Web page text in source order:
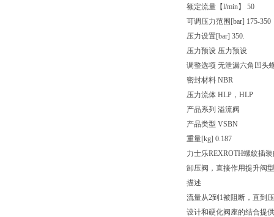
额定流量【l/min】 50
可调压力范围[bar] 175-350
压力设置[bar] 350.
压力预设 压力预设
调整选项 无泄漏六角凹头
密封材料 NBR
压力流体 HLP，HLP
产品系列 溢流阀
产品类型 VSBN
重量[kg] 0.187
力士乐REXROTH螺纹插
卸压阀，直接作用提升阀
描述
流量从2到1被阻断，直到
设计和硬化阀座的结合提